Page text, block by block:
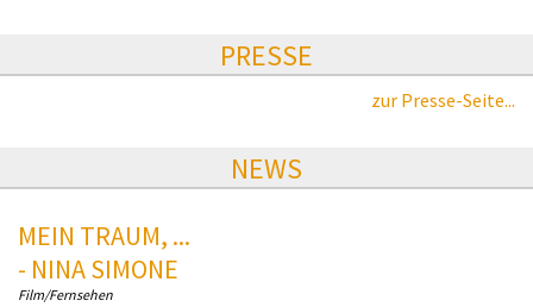
PRESSE
zur Presse-Seite...
NEWS
MEIN TRAUM, ...
- NINA SIMONE
Film/Fernsehen